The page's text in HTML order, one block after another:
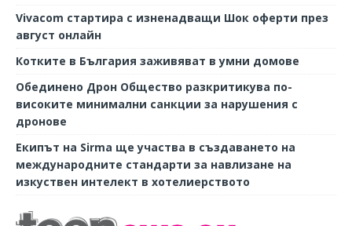
Vivacom стартира с изненадващи Шок оферти през
август онлайн
Котките в България заживяват в умни домове
Обединено Дрон Общество разкритикува по-
високите минимални санкции за нарушения с
дронове
Екипът на Sirma ще участва в създаването на
международните стандарти за навлизане на
изкуствен интелект в хотелиерството